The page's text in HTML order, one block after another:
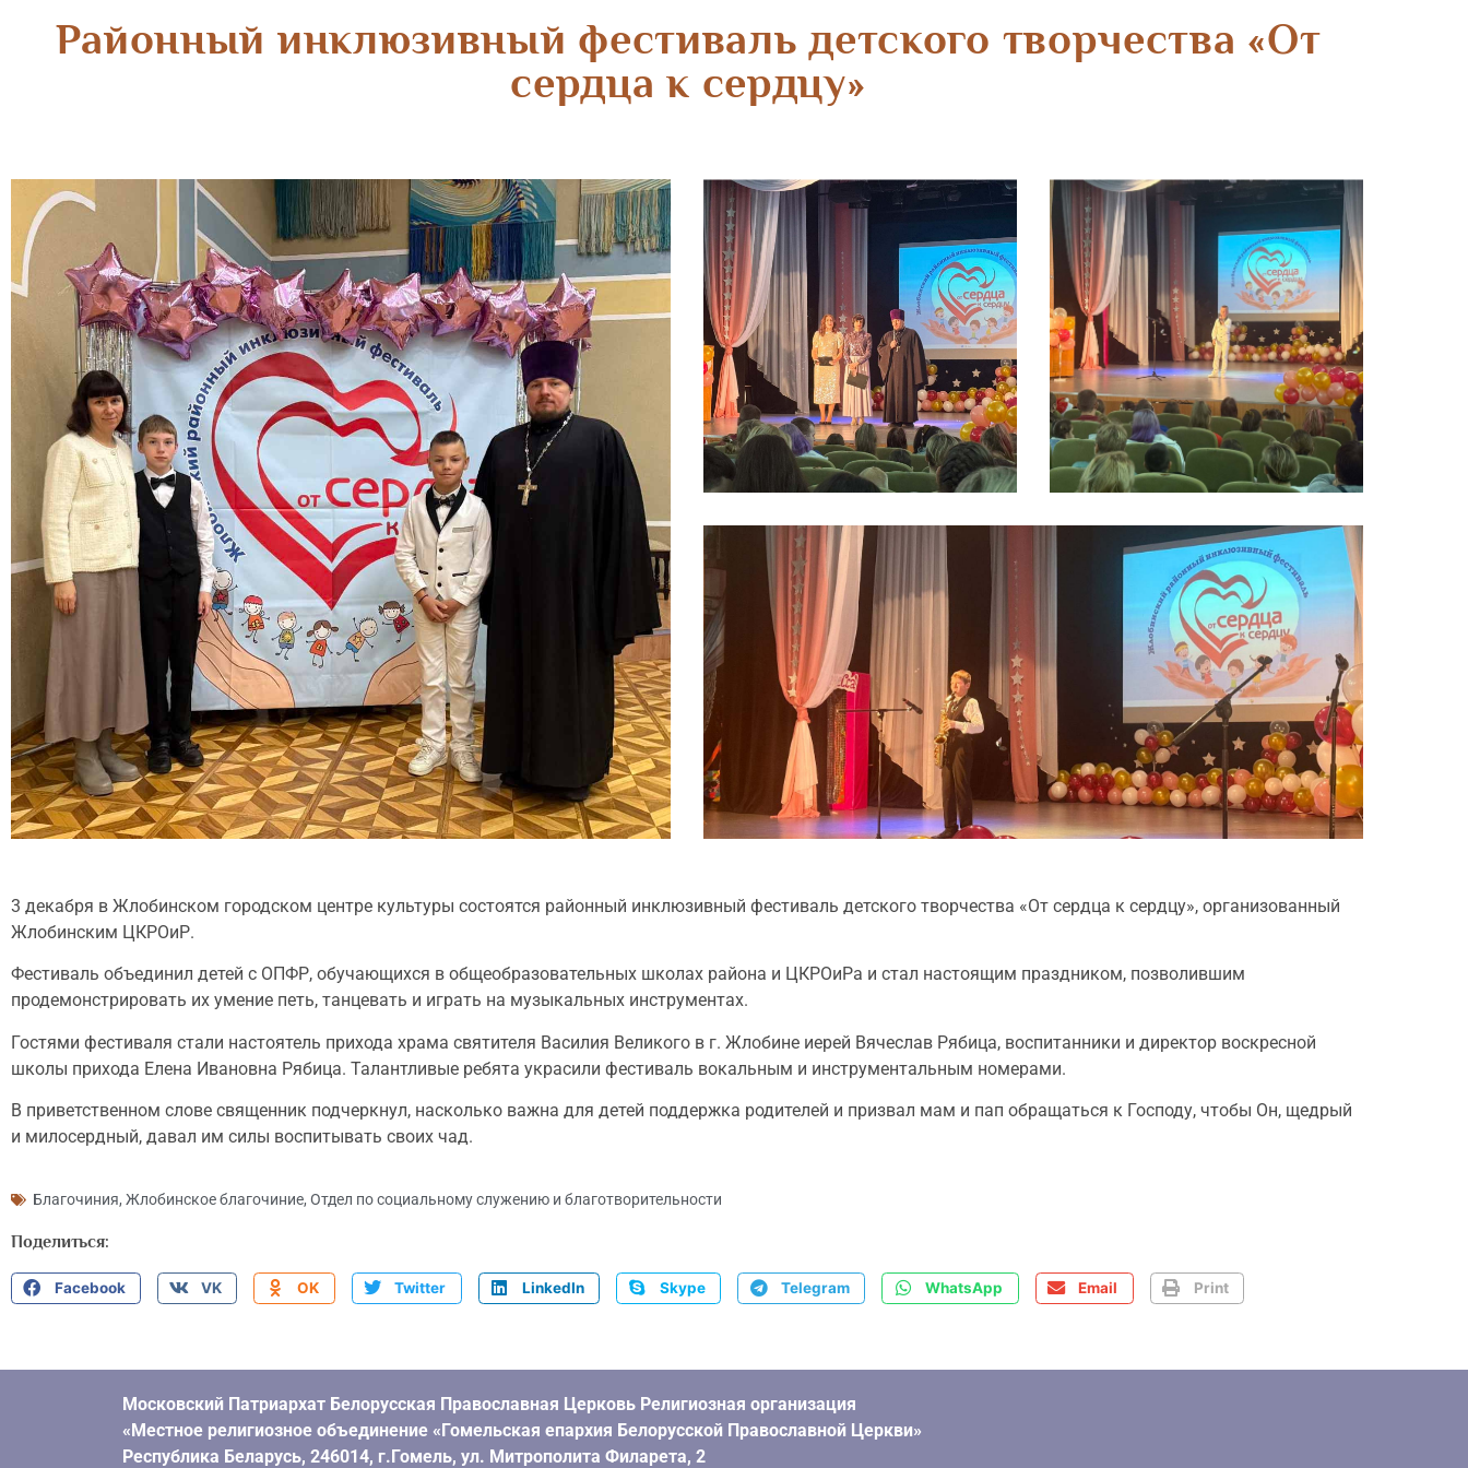
Районный инклюзивный фестиваль детского творчества «От
сердца к сердцу»
3 декабря в Жлобинском городском центре культуры состоятся районный инклюзивный фестиваль детского творчества «От сердца к сердцу», организованный
Жлобинским ЦКРОиР.
Фестиваль объединил детей с ОПФР, обучающихся в общеобразовательных школах района и ЦКРОиРа и стал настоящим праздником, позволившим
продемонстрировать их умение петь, танцевать и играть на музыкальных инструментах.
Гостями фестиваля стали настоятель прихода храма святителя Василия Великого в г. Жлобине иерей Вячеслав Рябица, воспитанники и директор воскресной
школы прихода Елена Ивановна Рябица. Талантливые ребята украсили фестиваль вокальным и инструментальным номерами.
В приветственном слове священник подчеркнул, насколько важна для детей поддержка родителей и призвал мам и пап обращаться к Господу, чтобы Он, щедрый
и милосердный, давал им силы воспитывать своих чад.
Благочиния, Жлобинское благочиние, Отдел по социальному служению и благотворительности
Поделиться:
Facebook VK OK Twitter LinkedIn Skype Telegram WhatsApp Email Print
Московский Патриархат Белорусская Православная Церковь Религиозная организация
«Местное религиозное объединение «Гомельская епархия Белорусской Православной Церкви»
Республика Беларусь, 246014, г.Гомель, ул. Митрополита Филарета, 2